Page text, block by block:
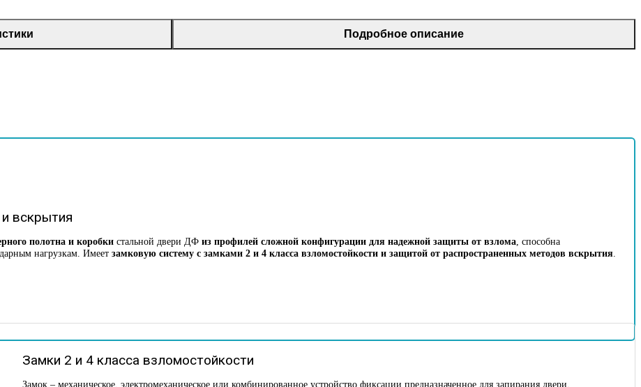
Подробное описание
вскрытия
полотна и коробки стальной двери ДФ из профилей сложной конфигурации для надежной защиты от взлома , способна
нагрузкам. Имеет замковую систему с замками 2 и 4 класса взломостойкости и защитой от распространенных методов вскрытия
Замки 2 и 4 класса взломостойкости
Замок – механическое, электромеханическое или комбинированное устройство фиксации предназначенное для запирания двери.